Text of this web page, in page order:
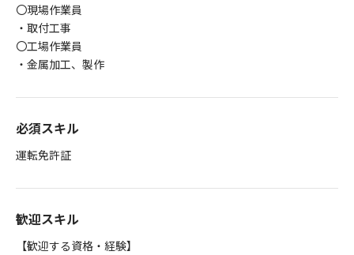
〇現場作業員
・取付工事
〇工場作業員
・金属加工、製作
必須スキル
運転免許証
歓迎スキル
【歓迎する資格・経験】